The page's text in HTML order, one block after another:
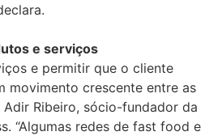
e serviços
e permitir que o cliente
movimento crescente entre as
Ribeiro, sócio-fundador da
“Algumas redes de fast food e